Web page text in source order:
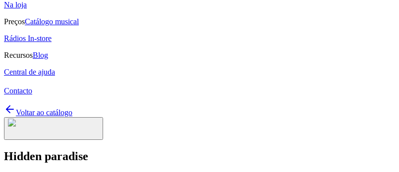
Na loja
PreçosCatálogo musical
Rádios In-store
RecursosBlog
Central de ajuda
Contacto
Voltar ao catálogo
Hidden paradise